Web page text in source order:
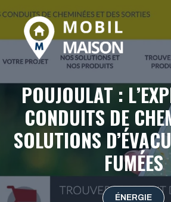
contenu
POUJOULAT :
CONDUITS DE
SOLUTIONS
FUMÉES
ÉNERGIE